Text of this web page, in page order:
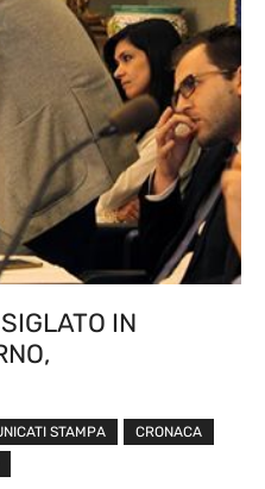
IN
STAMPA
CRONACA